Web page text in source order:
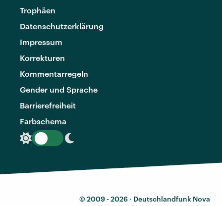
Trophäen
Datenschutzerklärung
Impressum
Korrekturen
Kommentarregeln
Gender und Sprache
Barrierefreiheit
Farbschema
© 2009 - 2026 · Deutschlandfunk Nova